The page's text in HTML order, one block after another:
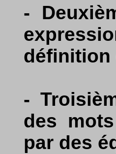
-
définition
-
des
par des